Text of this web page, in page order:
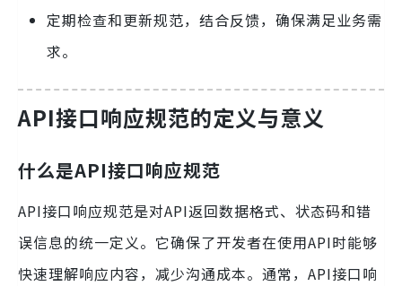
定期检查和更新规范，结合反馈，确保满足业务需
求。
API接口响应规范的定义与意义
什么是API接口响应规范
API接口响应规范是对API返回数据格式、状态码和错
误信息的统一定义。它确保了开发者在使用API时能够
快速理解响应内容，减少沟通成本。通常，API接口响